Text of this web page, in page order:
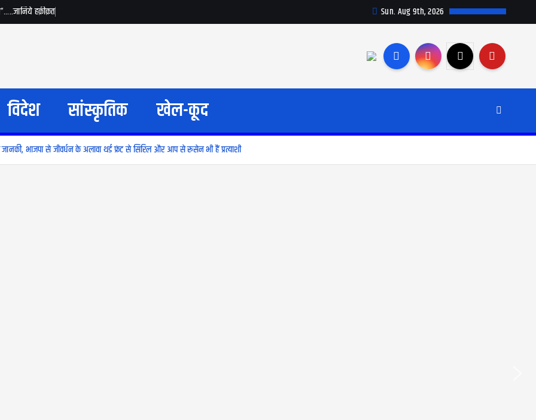
हक़ीक़त Sun. Aug 9th, 2026
विदेश सांस्कृतिक खेल-कूद
भाजपा से जीवर्धन के अलावा थर्ड फ्रंट से सिरिल और आप से रूसेन भी हैं प्रत्याशी